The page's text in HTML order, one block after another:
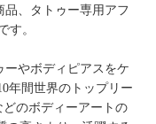
品、タトゥー専用アフ
す。
ーやボディピアスをケ
年間世界のトップリー
のボディーアートの